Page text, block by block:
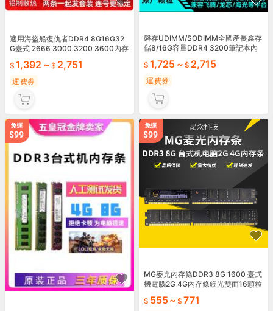
適用海盜船復仇者DDR4 8G16G32
G臺式 2666 3000 3200 3600內存
1,392 ~ 2,751
運費券
磐存UDIMM/SODIMM全國產長鑫存
儲8/16G容量DDR4 3200筆記本內
1,725 ~ 2,715
運費券
MG麥光內存條DDR3 8G 1600 臺式
機電腦2G 4G內存條鎂光雙面16顆粒
555~ 771